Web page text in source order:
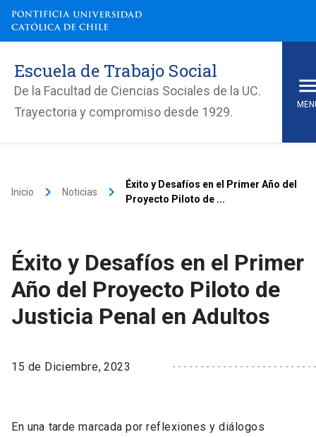
Escuela de Trabajo Social
De la Facultad de Ciencias Sociales de la UC.
Trayectoria y compromiso desde 1929.
Inicio keyboard_arrow_right Noticias keyboard_arrow_right
Éxito y Desafíos en el Primer Año del
Proyecto Piloto de ...
Éxito y Desafíos en el Primer
Año del Proyecto Piloto de
Justicia Penal en Adultos
15 de Diciembre, 2023
En una tarde marcada por reflexiones y diálogos